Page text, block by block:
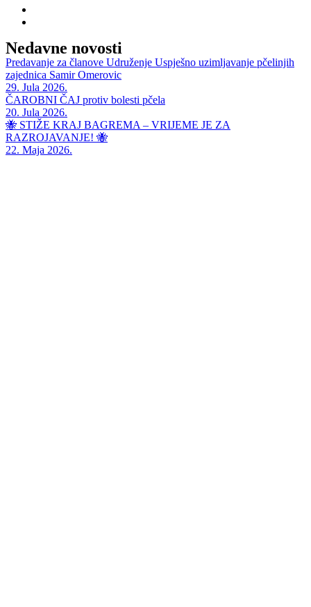
Nedavne novosti
Predavanje za članove Udruženje Uspješno uzimljavanje pčelinjih
zajednica Samir Omerovic
29. Jula 2026.
ČAROBNI ČAJ protiv bolesti pčela
20. Jula 2026.
🐝 STIŽE KRAJ BAGREMA – VRIJEME JE ZA
RAZROJAVANJE! 🐝
22. Maja 2026.